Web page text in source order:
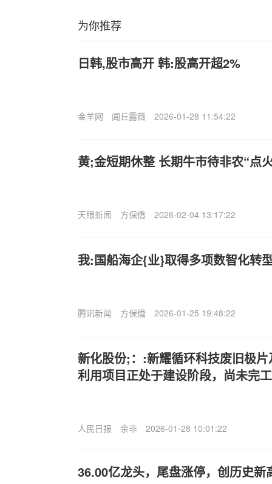
为你推荐
日韩,股市高开 韩:股高开超2%
金羊网 闾丘露薇 2026-01-28 11:54:22
黄;金短期休整 长期牛市待非农“点
天眼新闻 方保僑 2026-02-04 13:17:22
我:国船海企{业}取得多项数智化转
腾讯新闻 方保僑 2026-01-25 19:48:22
新化股份;：:新耀循环科技废旧极
利用项目正处于建设阶段，尚未完工
人民日报 余非 2026-01-28 10:01:22
36.00亿龙头，尾盘涨停，创历史新